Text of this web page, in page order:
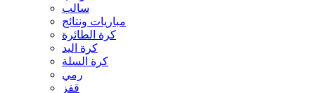
سالب
مباريات ونتائج
كرة الطائرة
كرة اليد
كرة السلة
رمي
قفز